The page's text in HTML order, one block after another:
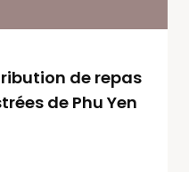
de repas
de Phu Yen